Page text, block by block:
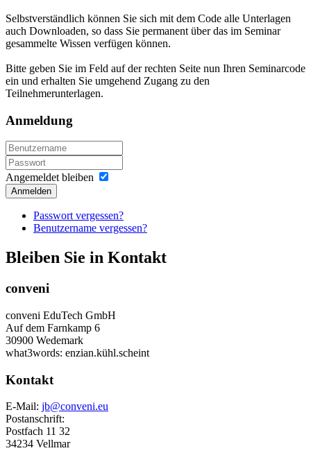
Selbstverständlich können Sie sich mit dem Code alle Unterlagen
auch Downloaden, so dass Sie permanent über das im Seminar
gesammelte Wissen verfügen können.
Bitte geben Sie im Feld auf der rechten Seite nun Ihren Seminarcode
ein und erhalten Sie umgehend Zugang zu den
Teilnehmerunterlagen.
Anmeldung
Angemeldet bleiben
Anmelden
Passwort vergessen?
Benutzername vergessen?
Bleiben Sie in Kontakt
conveni
conveni EduTech GmbH
Auf dem Farnkamp 6
30900 Wedemark
what3words: enzian.kühl.scheint
Kontakt
E-Mail: jb@conveni.eu
Postanschrift:
Postfach 11 32
34234 Vellmar